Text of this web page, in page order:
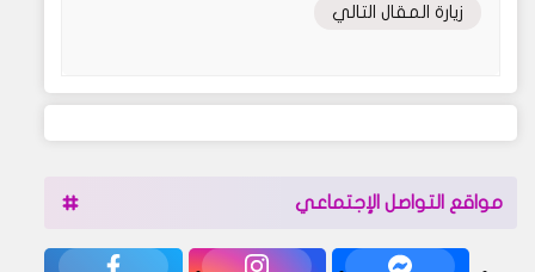
زيارة المقال التالي
مواقع التواصل الإجتماعي